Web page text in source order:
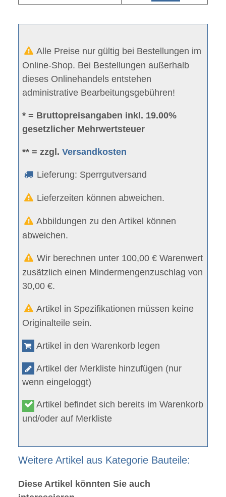
Alle Preise nur gültig bei Bestellungen im
Online-Shop. Bei Bestellungen außerhalb
dieses Onlinehandels entstehen
administrative Bearbeitungsgebühren!
* = Bruttopreisangaben inkl. 19.00%
gesetzlicher Mehrwertsteuer
** = zzgl.Versandkosten
Lieferung: Sperrgutversand
Lieferzeiten können abweichen.
Abbildungen zu den Artikel können
abweichen.
Wir berechnen unter 100,00 € Warenwert
zusätzlich einen Mindermengenzuschlag von
30,00 €.
Artikel in Spezifikationen müssen keine
Originalteile sein.
Artikel in den Warenkorb legen
Artikel der Merkliste hinzufügen (nur
wenn eingeloggt)
Artikel befindet sich bereits im Warenkorb
und/oder auf Merkliste
Weitere Artikel aus Kategorie Bauteile:
Diese Artikel könnten Sie auch